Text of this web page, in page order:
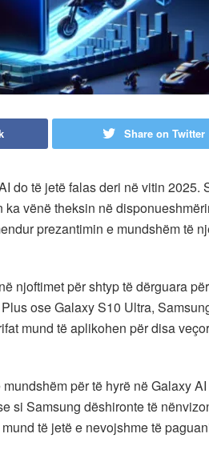
Share on Twitter
do të jetë falas deri në vitin 2025.
vënë theksin në
prezantimin e mundshëm të
njoftimet për shtyp të dërguara
ose Galaxy S10 Ultra,
mund të aplikohen për disa
për të hyrë në Galaxy
si Samsung dëshironte të
të jetë e nevojshme të